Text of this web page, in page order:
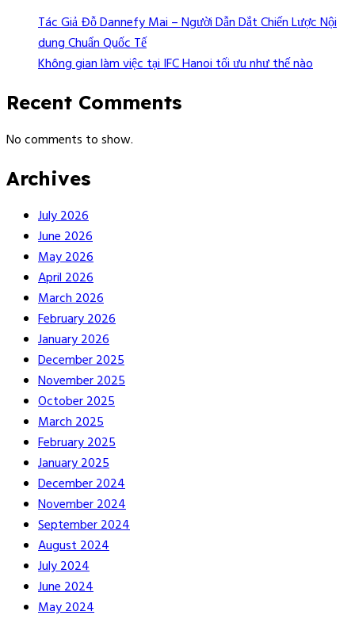
Tác Giả Đỗ Dannefy Mai – Người Dẫn Dắt Chiến Lược Nội
dung Chuẩn Quốc Tế
Không gian làm việc tại IFC Hanoi tối ưu như thế nào
Recent Comments
No comments to show.
Archives
July 2026
June 2026
May 2026
April 2026
March 2026
February 2026
January 2026
December 2025
November 2025
October 2025
March 2025
February 2025
January 2025
December 2024
November 2024
September 2024
August 2024
July 2024
June 2024
May 2024